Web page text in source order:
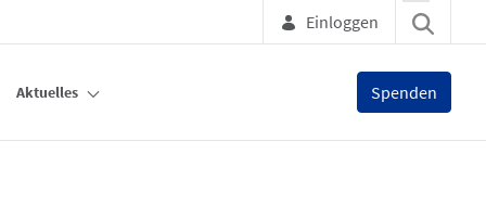
Einloggen
Aktuelles Spenden